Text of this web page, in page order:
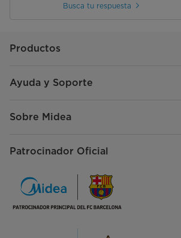
Busca tu respuesta
Productos
Ayuda y Soporte
Sobre Midea
Patrocinador Oficial